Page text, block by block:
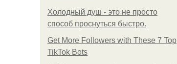
Холодный душ - это не просто
способ проснуться быстро.
Get More Followers with These 7 Top
TikTok Bots